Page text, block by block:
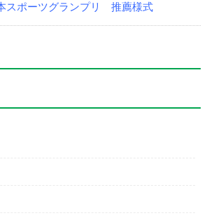
スポーツグランプリ 推薦様式